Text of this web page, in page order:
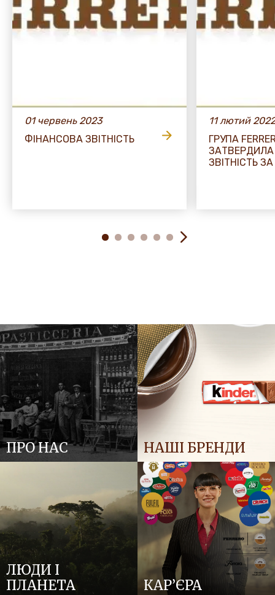
01 червень 2023
ФІНАНСОВА ЗВІТНІСТЬ
11 лютий 2022
ГРУПА
ЗВІТНІСТЬ ЗА
ПРО НАС НАШІ БРЕНДИ
ЛЮДИ І
ПЛАНЕТА
КАР’ЄРА